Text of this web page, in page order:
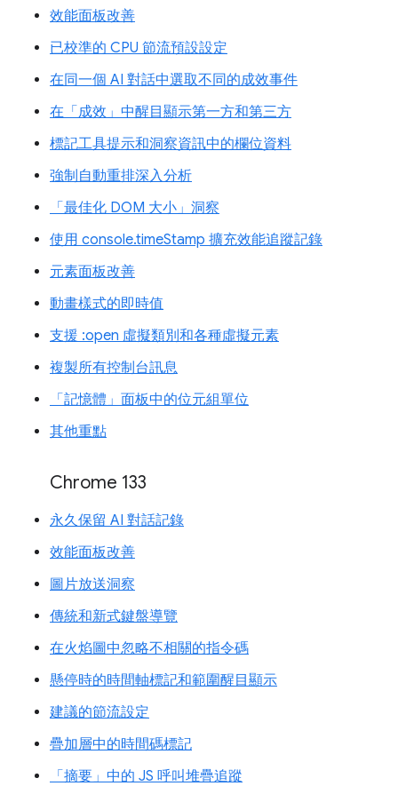
效能面板改善
已校準的 CPU 節流預設設定
在同一個 AI 對話中選取不同的成效事件
在「成效」中醒目顯示第一方和第三方
標記工具提示和洞察資訊中的欄位資料
強制自動重排深入分析
「最佳化 DOM 大小」洞察
使用 console.timeStamp 擴充效能追蹤記錄
元素面板改善
動畫樣式的即時值
支援 :open 虛擬類別和各種虛擬元素
複製所有控制台訊息
「記憶體」面板中的位元組單位
其他重點
Chrome 133
永久保留 AI 對話記錄
效能面板改善
圖片放送洞察
傳統和新式鍵盤導覽
在火焰圖中忽略不相關的指令碼
懸停時的時間軸標記和範圍醒目顯示
建議的節流設定
疊加層中的時間碼標記
「摘要」中的 JS 呼叫堆疊追蹤